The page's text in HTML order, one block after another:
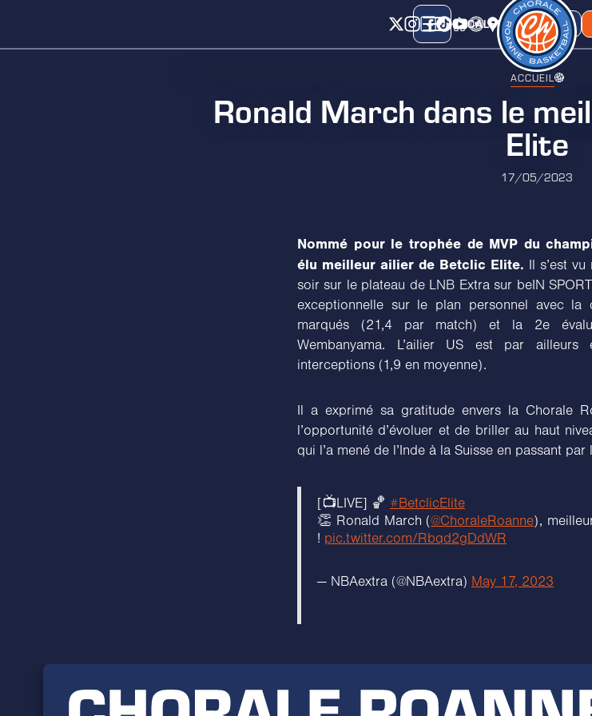
CALENDRIERBOUTIQUE
ACCUEIL
Ronald March dans le
Elite
17/05/2023
Nommé pour le trophée de MVP du
élu meilleur ailier de Betclic Elite. Il s’est
soir sur le plateau de LNB Extra sur beIN
exceptionnelle sur le plan personnel avec la
marqués (21,4 par match) et la 2e
Wembanyama. L’ailier US est par
interceptions (1,9 en moyenne).
Il a exprimé sa gratitude envers la Chorale
l’opportunité d’évoluer et de briller au haut
qui l’a mené de l’Inde à la Suisse en passant
[📺LIVE] 🏀 #BetclicElite
👏 Ronald March (@ChoraleRoanne),
! pic.twitter.com/Rbqd2gDdWR
— NBAextra (@NBAextra) May 17, 2023